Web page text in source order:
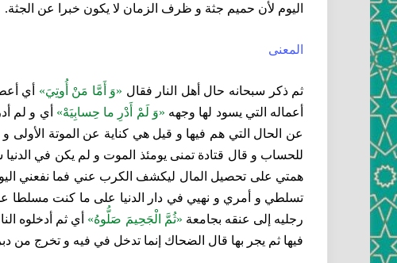
اليوم لأن حميم جثة و ظرف الزمان لا يكون خبرا عن الجثة.
المعنى‏
ثم ذكر سبحانه حال أهل النار فقال‏ «وَ أَمَّا مَنْ أُوتِيَ» أي
أعماله التي يسود لها وجهه‏ «وَ لَمْ أَدْرِ ما حِسابِيَهْ» أي و لم
عن الحال التي هم فيها و قيل هي كناية عن الموتة الأولى و
للحساب و قال قتادة تمنى يومئذ الموت و لم يكن في
همتي على تحصيل المال ليكشف الكرب عني فما نفعني
تسلطي و أمري و نهيي في دار الدنيا على ما كنت مسلطا
رجليه إلى عنقه بجامعة «ثُمَّ الْجَحِيمَ صَلُّوهُ» أي ثم أدخلوه
فيها ثم يجر بها قال الضحاك إنما تدخل في فيه و تخرج من